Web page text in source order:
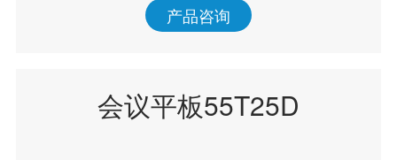
产品咨询
会议平板55T25D